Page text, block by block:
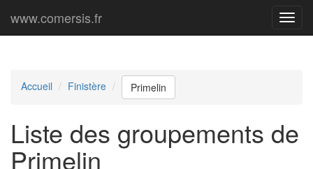
Menu
www.comersis.fr
Accueil Finistère Primelin
Liste des groupements de
Primelin